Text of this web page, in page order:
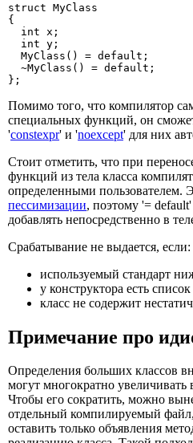
struct MyClass
{
  int x;
  int y;
  MyClass() = default;
  ~MyClass() = default;
};
Помимо того, что компилятор
специальных функций, он
'constexpr' и 'noexcept' для них
Стоит отметить, что при
функций из тела класса
определенными пользователем.
пессимизации, поэтому '=
добавлять непосредственно в
Срабатывание не выдается, если:
используемый стандарт
у конструктора есть
класс не содержит
Примечание про
Определения больших классов
могут многократно
Чтобы его сократить, можно
отдельный компилируемый
оставить только объявления